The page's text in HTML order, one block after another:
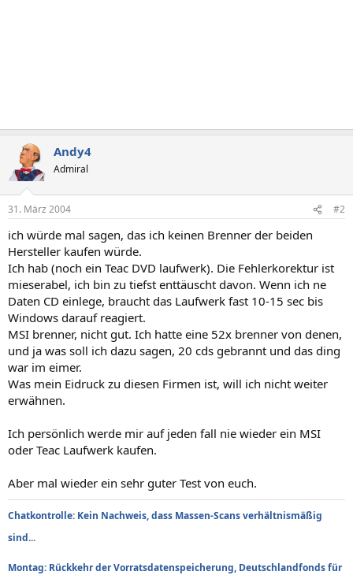
Andy4
Admiral
31. März 2004 #2
ich würde mal sagen, das ich keinen Brenner der beiden
Hersteller kaufen würde.
Ich hab (noch ein Teac DVD laufwerk). Die Fehlerkorektur ist
mieserabel, ich bin zu tiefst enttäuscht davon. Wenn ich ne
Daten CD einlege, braucht das Laufwerk fast 10-15 sec bis
Windows darauf reagiert.
MSI brenner, nicht gut. Ich hatte eine 52x brenner von denen,
und ja was soll ich dazu sagen, 20 cds gebrannt und das ding
war im eimer.
Was mein Eidruck zu diesen Firmen ist, will ich nicht weiter
erwähnen.
Ich persönlich werde mir auf jeden fall nie wieder ein MSI
oder Teac Laufwerk kaufen.
Aber mal wieder ein sehr guter Test von euch.
Chatkontrolle: Kein Nachweis, dass Massen-Scans verhältnismäßig
sind...
Montag: Rückkehr der Vorratsdatenspeicherung, Deutschlandfonds für